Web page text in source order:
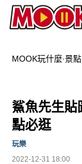
MOOK玩什麼‧景
鯊魚先生貼
點必逛
2022-12-31 18:00
玩樂